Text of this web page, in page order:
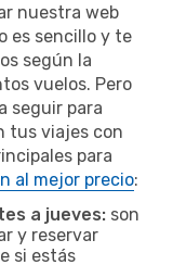
nuestra web
es sencillo y te
según la
vuelos. Pero
seguir para
tus viajes con
para
al mejor precio:
a jueves: son
y reservar
si estás